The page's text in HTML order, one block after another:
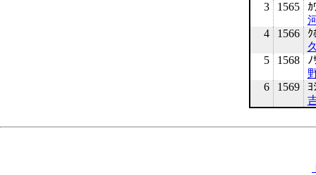
3
1565
ｶ
4
1566
ｸ
5
1568
ﾉ
6
1569
ﾖ